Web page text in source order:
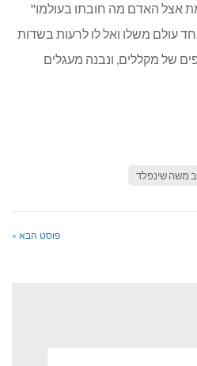
אצל האדם מה חובתו בעולמו"
עולם משלו ואל לו לרעות בשדות
של מקללים, ונבנה מעגלים
משה שינפלד
פוסט הבא »